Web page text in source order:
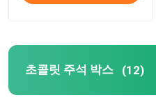
주석 선물 상자
초콜릿 주석 박스 (12)